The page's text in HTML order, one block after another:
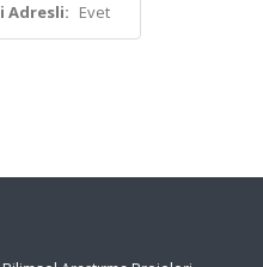
Adresli: Evet